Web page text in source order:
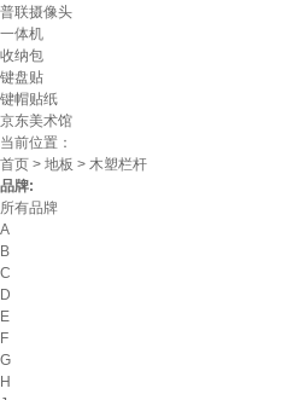
普联摄像头
一体机
收纳包
键盘贴
键帽贴纸
京东美术馆
当前位置：
首页 > 地板 > 木塑栏杆
品牌:
所有品牌
A
B
C
D
E
F
G
H